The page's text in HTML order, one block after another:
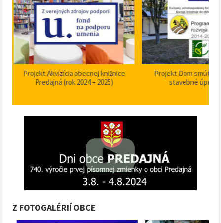
Projekt Akvizícia obecnej knižnice
Predajná (rok 2024 – 2025)
Projekt Dom smútku
stavebné úpravy
Z FOTOGALÉRIÍ OBCE